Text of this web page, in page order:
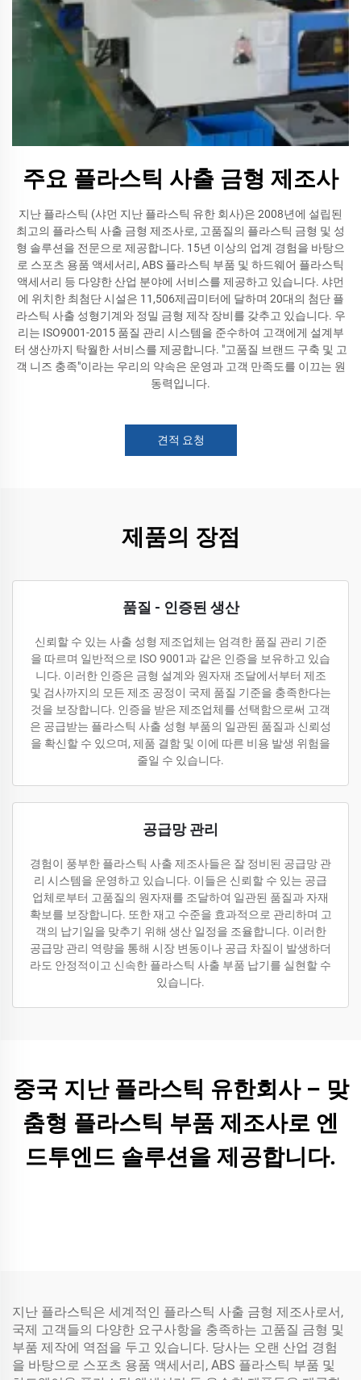
주요 플라스틱 사출 금형 제조사
지난 플라스틱 (샤먼 지난 플라스틱 유한 회사)은 2008년에 설립된
최고의 플라스틱 사출 금형 제조사로, 고품질의 플라스틱 금형 및 성
형 솔루션을 전문으로 제공합니다. 15년 이상의 업계 경험을 바탕으
로 스포츠 용품 액세서리, ABS 플라스틱 부품 및 하드웨어 플라스틱
액세서리 등 다양한 산업 분야에 서비스를 제공하고 있습니다. 샤먼
에 위치한 최첨단 시설은 11,506제곱미터에 달하며 20대의 첨단 플
라스틱 사출 성형기계와 정밀 금형 제작 장비를 갖추고 있습니다. 우
리는 ISO9001-2015 품질 관리 시스템을 준수하여 고객에게 설계부
터 생산까지 탁월한 서비스를 제공합니다. "고품질 브랜드 구축 및 고
객 니즈 충족"이라는 우리의 약속은 운영과 고객 만족도를 이끄는 원
동력입니다.
견적 요청
제품의 장점
품질 - 인증된 생산
신뢰할 수 있는 사출 성형 제조업체는 엄격한 품질 관리 기준
을 따르며 일반적으로 ISO 9001과 같은 인증을 보유하고 있습
니다. 이러한 인증은 금형 설계와 원자재 조달에서부터 제조
및 검사까지의 모든 제조 공정이 국제 품질 기준을 충족한다는
것을 보장합니다. 인증을 받은 제조업체를 선택함으로써 고객
은 공급받는 플라스틱 사출 성형 부품의 일관된 품질과 신뢰성
을 확신할 수 있으며, 제품 결함 및 이에 따른 비용 발생 위험을
줄일 수 있습니다.
공급망 관리
경험이 풍부한 플라스틱 사출 제조사들은 잘 정비된 공급망 관
리 시스템을 운영하고 있습니다. 이들은 신뢰할 수 있는 공급
업체로부터 고품질의 원자재를 조달하여 일관된 품질과 자재
확보를 보장합니다. 또한 재고 수준을 효과적으로 관리하며 고
객의 납기일을 맞추기 위해 생산 일정을 조율합니다. 이러한
공급망 관리 역량을 통해 시장 변동이나 공급 차질이 발생하더
라도 안정적이고 신속한 플라스틱 사출 부품 납기를 실현할 수
있습니다.
중국 지난 플라스틱 유한회사 – 맞
춤형 플라스틱 부품 제조사로 엔
드투엔드 솔루션을 제공합니다.
지난 플라스틱은 세계적인 플라스틱 사출 금형 제조사로서,
국제 고객들의 다양한 요구사항을 충족하는 고품질 금형 및
부품 제작에 역점을 두고 있습니다. 당사는 오랜 산업 경험
을 바탕으로 스포츠 용품 액세서리, ABS 플라스틱 부품 및